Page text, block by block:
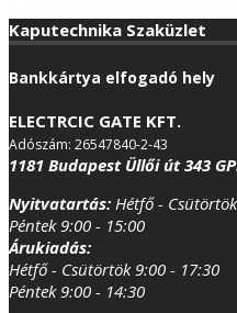
Kaputechnika Szaküzlet
Bankkártya elfogadó hely
ELECTRCIC GATE KFT.
Adószám: 26547840-2-43
1181 Budapest Üllői út 343
Nyitvatartás: Hétfő -
Péntek 9:00 - 15:00
Árukiadás:
Hétfő - Csütörtök 9:00 - 17:30
Péntek 9:00 - 14:30